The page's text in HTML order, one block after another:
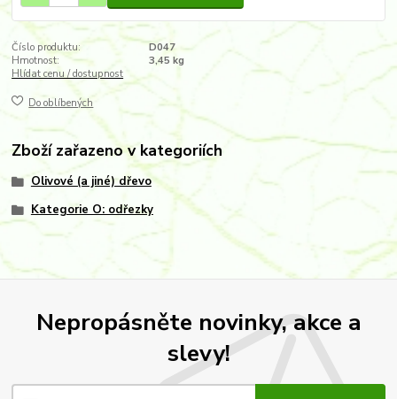
Číslo produktu:
D047
Hmotnost:
3,45 kg
Hlídat cenu / dostupnost
Do oblíbených
Zboží zařazeno v kategoriích
Olivové (a jiné) dřevo
Kategorie O: odřezky
Nepropásněte novinky, akce a
slevy!